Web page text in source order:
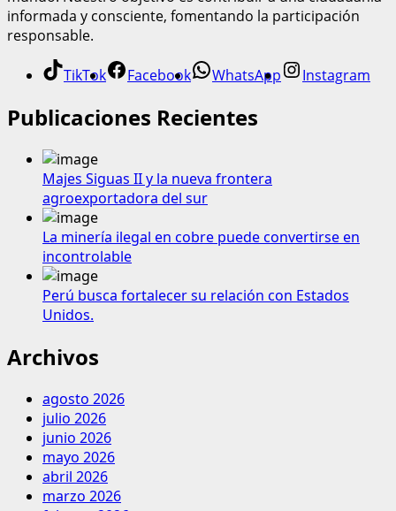
informada y consciente, fomentando la participación
responsable.
TikTok Facebook WhatsApp Instagram
Publicaciones Recientes
Majes Siguas II y la nueva frontera
agroexportadora del sur
La minería ilegal en cobre puede convertirse en
incontrolable
Perú busca fortalecer su relación con Estados
Unidos.
Archivos
agosto 2026
julio 2026
junio 2026
mayo 2026
abril 2026
marzo 2026